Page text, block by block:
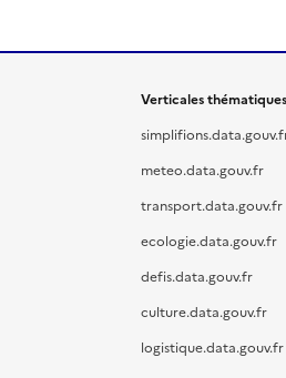
Verticales thématiques
meteo.data.gouv.fr
transport.data.gouv.fr
ecologie.data.gouv.fr
defis.data.gouv.fr
culture.data.gouv.fr
logistique.data.gouv.fr